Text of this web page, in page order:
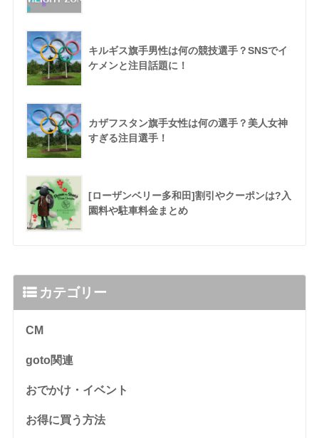
キルギス旗手男性は何の競技選手？SNSでイ
ケメンと注目話題に！
カザフスタン旗手女性は何の選手？美人女神
すぎる注目選手！
[ローザンベリー多和田]割引やクーポンは?入
園料や駐車料金まとめ
カテゴリー
CM
goto関連
おでかけ・イベント
お得に買う方法